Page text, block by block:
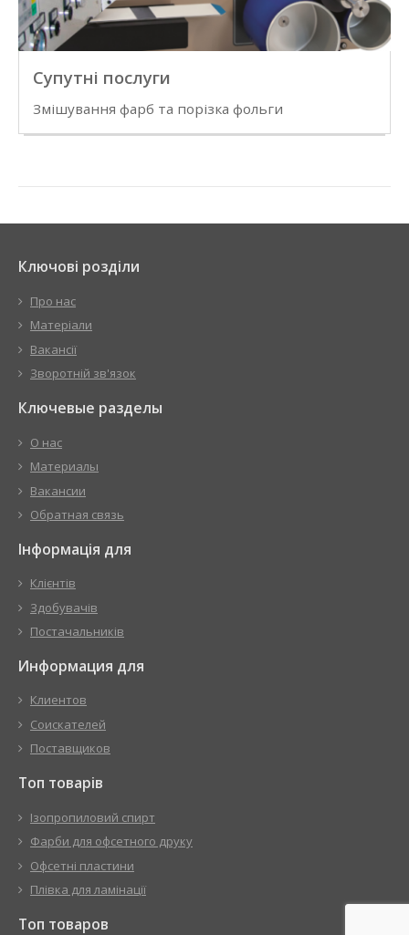
Супутні послуги
Змішування фарб та порізка фольги
Ключові розділи
Про нас
Матеріали
Вакансії
Зворотній зв'язок
Ключевые разделы
О нас
Материалы
Вакансии
Обратная связь
Інформація для
Клієнтів
Здобувачів
Постачальників
Информация для
Клиентов
Соискателей
Поставщиков
Топ товарів
Ізопропиловий спирт
Фарби для офсетного друку
Офсетні пластини
Плівка для ламінації
Топ товаров